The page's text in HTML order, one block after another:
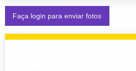
Faça login para enviar fotos